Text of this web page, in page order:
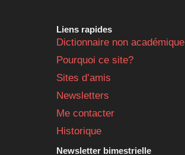
Liens rapides
Dictionnaire non académique
Pourquoi ce site?
Sites d’amis
Newsletters
Me contacter
Historique
Newsletter bimestrielle